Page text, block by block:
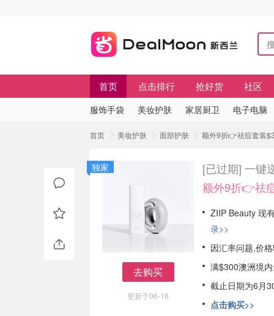
首页 点击排行 抢好货 社区
服饰手袋 美妆护肤 家居厨卫 电子电脑
首页 美妆护肤 面部护肤 额外9折👉祛痘套装
去购买
更新于06-16
独家 [已过期] 一键
额外9折👉祛
ZIIP Beauty 现
录>>
因汇率问题,价格
满$300澳洲境
截止日期为6月
点击购买>>